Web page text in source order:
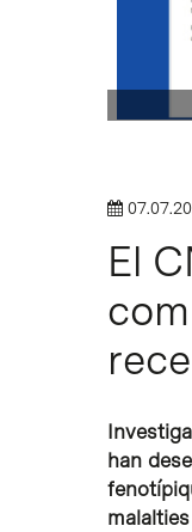
Intro per
El
han